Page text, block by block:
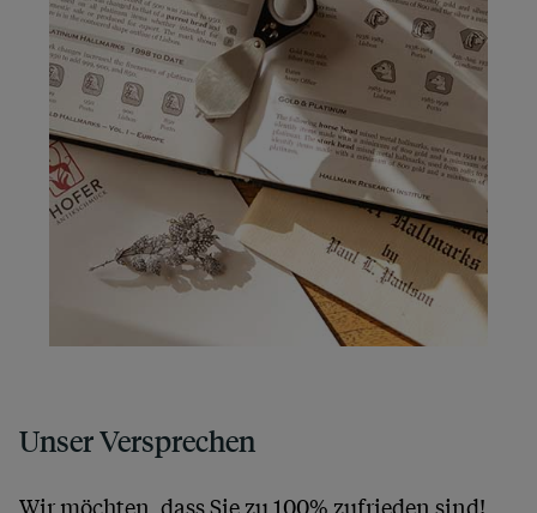
Unser Versprechen
Wir möchten, dass Sie zu 100% zufrieden sind!